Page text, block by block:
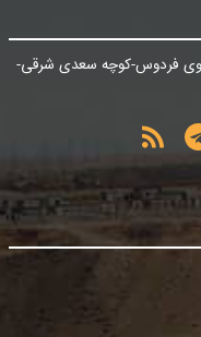
کوی فردوس-کوچه سعدی شرقی-